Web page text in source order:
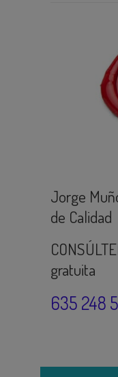
Jorge
de Calidad
gratuita
635 248